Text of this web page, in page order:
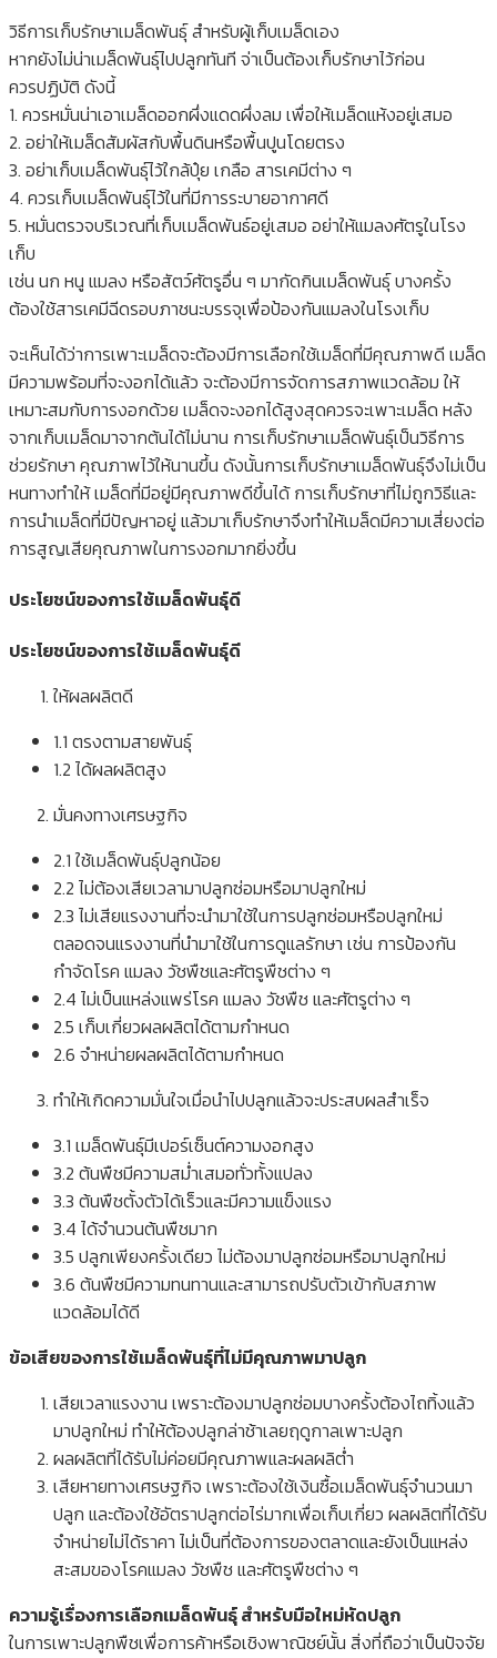
วิธีการเก็บรักษาเมล็ดพันธุ์ สำหรับผู้เก็บเมล็ดเอง
หากยังไม่น่าเมล็ดพันธุ์ไปปลูกทันที จ่าเป็นต้องเก็บรักษาไว้ก่อน
ควรปฏิบัติ ดังนี้
1. ควรหมั่นน่าเอาเมล็ดออกผึ่งแดดผึ่งลม เพื่อให้เมล็ดแห้งอยู่เสมอ
2. อย่าให้เมล็ดสัมผัสกับพื้นดินหรือพื้นปูนโดยตรง
3. อย่าเก็บเมล็ดพันธุ์ไว้ใกล้ปุ๋ย เกลือ สารเคมีต่าง ๆ
4. ควรเก็บเมล็ดพันธุ์ไว้ในที่มีการระบายอากาศดี
5. หมั่นตรวจบริเวณที่เก็บเมล็ดพันธ์อยู่เสมอ อย่าให้แมลงศัตรูในโรง
เก็บ
เช่น นก หนู แมลง หรือสัตว์ศัตรูอื่น ๆ มากัดกินเมล็ดพันธุ์ บางครั้ง
ต้องใช้สารเคมีฉีดรอบภาชนะบรรจุเพื่อป้องกันแมลงในโรงเก็บ
จะเห็นได้ว่าการเพาะเมล็ดจะต้องมีการเลือกใช้เมล็ดที่มีคุณภาพดี เมล็ด
มีความพร้อมที่จะงอกได้แล้ว จะต้องมีการจัดการสภาพแวดล้อม ให้
เหมาะสมกับการงอกด้วย เมล็ดจะงอกได้สูงสุดควรจะเพาะเมล็ด หลัง
จากเก็บเมล็ดมาจากต้นได้ไม่นาน การเก็บรักษาเมล็ดพันธุ์เป็นวิธีการ
ช่วยรักษา คุณภาพไว้ให้นานขึ้น ดังนั้นการเก็บรักษาเมล็ดพันธุ์จึงไม่เป็น
หนทางทำให้ เมล็ดที่มีอยู่มีคุณภาพดีขึ้นได้ การเก็บรักษาที่ไม่ถูกวิธีและ
การนำเมล็ดที่มีปัญหาอยู่ แล้วมาเก็บรักษาจึงทำให้เมล็ดมีความเสี่ยงต่อ
การสูญเสียคุณภาพในการงอกมากยิ่งขึ้น
ประโยชน์ของการใช้เมล็ดพันธุ์ดี
ประโยชน์ของการใช้เมล็ดพันธุ์ดี
ให้ผลผลิตดี
1.1 ตรงตามสายพันธุ์
1.2 ได้ผลผลิตสูง
มั่นคงทางเศรษฐกิจ
2.1 ใช้เมล็ดพันธุ์ปลูกน้อย
2.2 ไม่ต้องเสียเวลามาปลูกซ่อมหรือมาปลูกใหม่
2.3 ไม่เสียแรงงานที่จะนำมาใช้ในการปลูกซ่อมหรือปลูกใหม่
ตลอดจนแรงงานที่นำมาใช้ในการดูแลรักษา เช่น การป้องกัน
กำจัดโรค แมลง วัชพืชและศัตรูพืชต่าง ๆ
2.4 ไม่เป็นแหล่งแพร่โรค แมลง วัชพืช และศัตรูต่าง ๆ
2.5 เก็บเกี่ยวผลผลิตได้ตามกำหนด
2.6 จำหน่ายผลผลิตได้ตามกำหนด
ทำให้เกิดความมั่นใจเมื่อนำไปปลูกแล้วจะประสบผลสำเร็จ
3.1 เมล็ดพันธุ์มีเปอร์เซ็นต์ความงอกสูง
3.2 ต้นพืชมีความสม่ำเสมอทั่วทั้งแปลง
3.3 ต้นพืชตั้งตัวได้เร็วและมีความแข็งแรง
3.4 ได้จำนวนต้นพืชมาก
3.5 ปลูกเพียงครั้งเดียว ไม่ต้องมาปลูกซ่อมหรือมาปลูกใหม่
3.6 ต้นพืชมีความทนทานและสามารถปรับตัวเข้ากับสภาพ
แวดล้อมได้ดี
ข้อเสียของการใช้เมล็ดพันธุ์ที่ไม่มีคุณภาพมาปลูก
เสียเวลาแรงงาน เพราะต้องมาปลูกซ่อมบางครั้งต้องไถทิ้งแล้ว
มาปลูกใหม่ ทำให้ต้องปลูกล่าช้าเลยฤดูกาลเพาะปลูก
ผลผลิตที่ได้รับไม่ค่อยมีคุณภาพและผลผลิต่ำ
เสียหายทางเศรษฐกิจ เพราะต้องใช้เงินซื้อเมล็ดพันธุ์จำนวนมา
ปลูก และต้องใช้อัตราปลูกต่อไร่มากเพื่อเก็บเกี่ยว ผลผลิตที่ได้รับ
จำหน่ายไม่ได้ราคา ไม่เป็นที่ต้องการของตลาดและยังเป็นแหล่ง
สะสมของโรคแมลง วัชพืช และศัตรูพืชต่าง ๆ
ความรู้เรื่องการเลือกเมล็ดพันธุ์ สำหรับมือใหม่หัดปลูก
ในการเพาะปลูกพืชเพื่อการค้าหรือเชิงพาณิชย์นั้น สิ่งที่ถือว่าเป็นปัจจัย